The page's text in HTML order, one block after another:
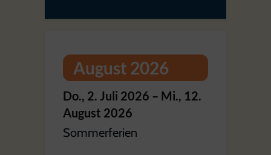
August 2026
Do., 2. Juli 2026 – Mi., 12.
August 2026
Sommerferien